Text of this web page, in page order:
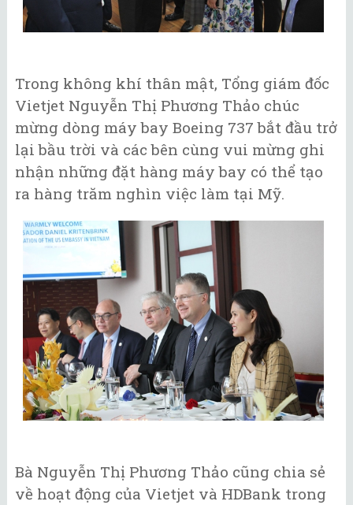
Trong không khí thân mật, Tổng giám đốc
Vietjet Nguyễn Thị Phương Thảo chúc
mừng dòng máy bay Boeing 737 bắt đầu trở
lại bầu trời và các bên cùng vui mừng ghi
nhận những đặt hàng máy bay có thể tạo
ra hàng trăm nghìn việc làm tại Mỹ.
Bà Nguyễn Thị Phương Thảo cũng chia sẻ
về hoạt động của Vietjet và HDBank trong